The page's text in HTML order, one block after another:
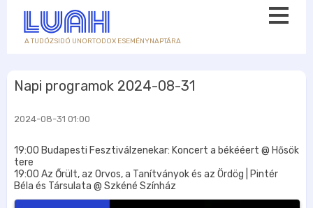
A TUDÓZSIDÓ UNORTODOX ESEMÉNYNAPTÁRA
Napi programok 2024-08-31
2024-08-31 01:00
19:00 Budapesti Fesztiválzenekar: Koncert a békééert @ Hősök
tere
19:00 Az Őrült, az Orvos, a Tanítványok és az Ördög | Pintér
Béla és Társulata @ Szkéné Színház